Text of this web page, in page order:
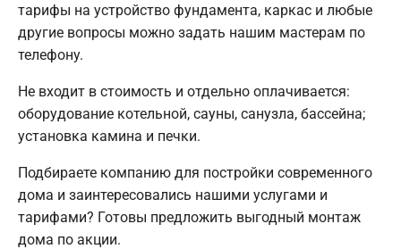
тарифы на устройство фундамента, каркас и любые
другие вопросы можно задать нашим мастерам по
телефону.
Не входит в стоимость и отдельно оплачивается:
оборудование котельной, сауны, санузла, бассейна;
установка камина и печки.
Подбираете компанию для постройки современного
дома и заинтересовались нашими услугами и
тарифами? Готовы предложить выгодный монтаж
дома по акции.